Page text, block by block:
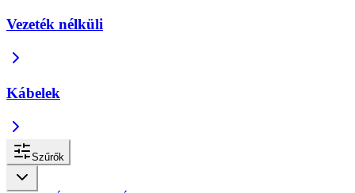
Vezeték nélküli
Kábelek
Szűrők